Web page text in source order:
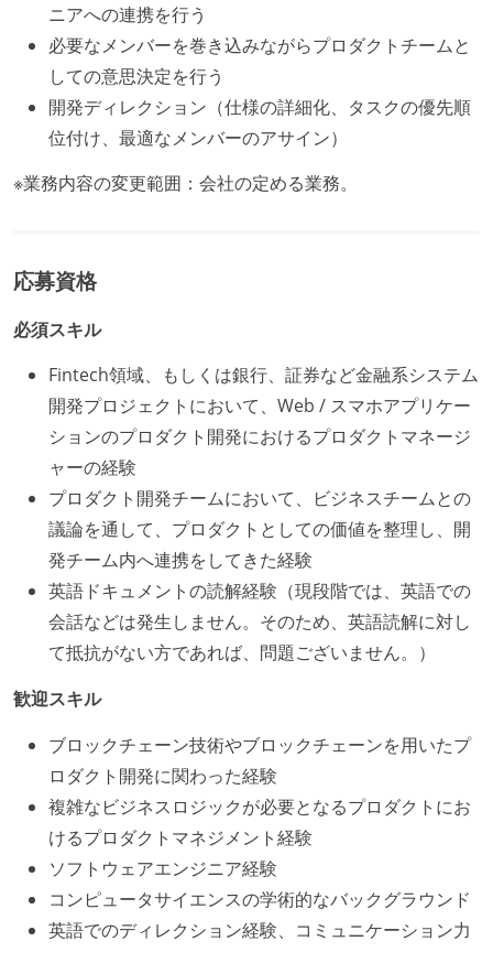
ニアへの連携を行う
必要なメンバーを巻き込みながらプロダクトチームと
しての意思決定を行う
開発ディレクション（仕様の詳細化、タスクの優先順
位付け、最適なメンバーのアサイン）
※業務内容の変更範囲：会社の定める業務。
応募資格
必須スキル
Fintech領域、もしくは銀行、証券など金融系システム
開発プロジェクトにおいて、Web / スマホアプリケー
ションのプロダクト開発におけるプロダクトマネージ
ャーの経験
プロダクト開発チームにおいて、ビジネスチームとの
議論を通して、プロダクトとしての価値を整理し、開
発チーム内へ連携をしてきた経験
英語ドキュメントの読解経験（現段階では、英語での
会話などは発生しません。そのため、英語読解に対し
て抵抗がない方であれば、問題ございません。）
歓迎スキル
ブロックチェーン技術やブロックチェーンを用いたプ
ロダクト開発に関わった経験
複雑なビジネスロジックが必要となるプロダクトにお
けるプロダクトマネジメント経験
ソフトウェアエンジニア経験
コンピュータサイエンスの学術的なバックグラウンド
英語でのディレクション経験、コミュニケーション力